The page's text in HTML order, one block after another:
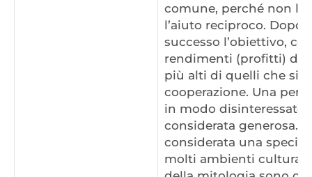
comune, perché non lo
l’aiuto reciproco. Dopo
successo l’obiettivo,
rendimenti (profitti) da
più alti di quelli che si
cooperazione. Una
in modo disinteressato
considerata generosa.
considerata una
molti ambienti